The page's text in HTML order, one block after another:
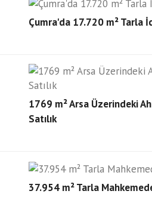
Çumra'da 17.720 m² Tarla
1769 m² Arsa Üzerindeki
Satılık
37.954 m² Tarla